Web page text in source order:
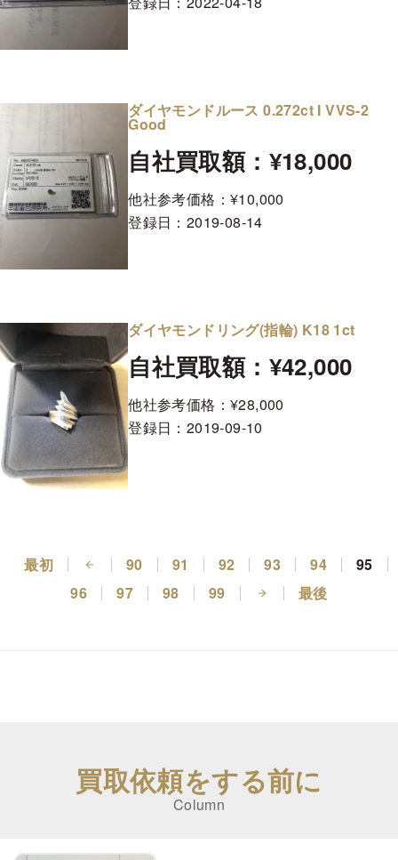
ダイヤモンドルース 0.272ct I VVS-2
Good
自社買取額：¥18,000
他社参考価格：¥10,000
登録日： 2019-08-14
ダイヤモンドリング(指輪) K18 1ct
自社買取額：¥42,000
他社参考価格：¥28,000
登録日： 2019-09-10
最初 90 91 92 93 94
95
96
97 98 99 最後
買取依頼をする前に
Column